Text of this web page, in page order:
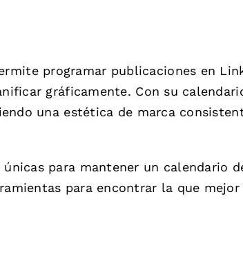
programar publicaciones en
gráficamente. Con su
una estética de marca
para mantener un calendario
para encontrar la que mejor